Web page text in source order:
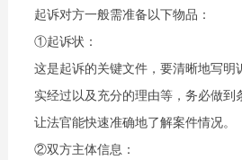
起诉对方一般需准备以下物品：
①起诉状：
这是起诉的关键文件，要清晰地写明
实经过以及充分的理由等，务必做到
让法官能快速准确地了解案件情况。
②双方主体信息：